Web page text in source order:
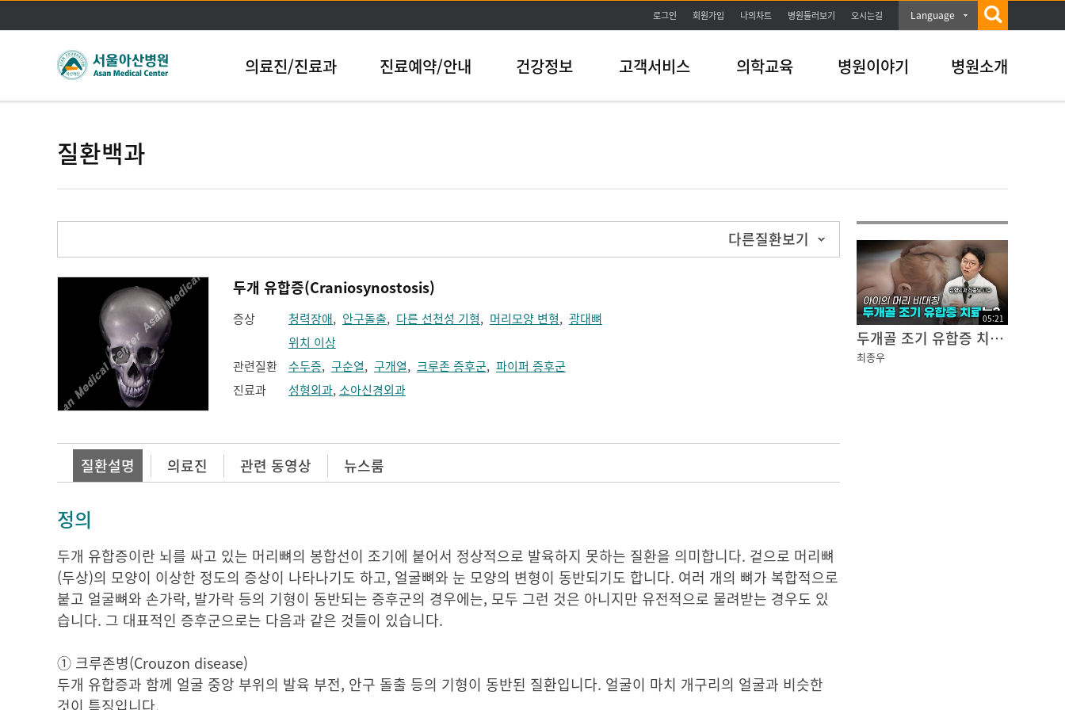
본문바로가기
로그인 회원가입 나의차트 병원둘러보기 오시는길 Language
의료진/진료과 진료예약/안내 건강정보 고객서비스 의학교육 병원이야기 병원소개
질환백과
다른질환보기
두개 유합증(Craniosynostosis)
증상 청력장애, 안구돌출, 다른 선천성 기형, 머리모양 변형, 광대뼈
위치 이상
관련질환
수두증, 구순열, 구개열, 크루존 증후군, 파이퍼 증후군
진료과
성형외과,소아신경외과
질환설명 의료진 관련 동영상 뉴스룸
정의
두개 유합증이란 뇌를 싸고 있는 머리뼈의 봉합선이 조기에 붙어서 정상적으로 발육하지 못하는 질환을 의미합니다. 겉으로 머리뼈
(두상)의 모양이 이상한 정도의 증상이 나타나기도 하고, 얼굴뼈와 눈 모양의 변형이 동반되기도 합니다. 여러 개의 뼈가 복합적으로
붙고 얼굴뼈와 손가락, 발가락 등의 기형이 동반되는 증후군의 경우에는, 모두 그런 것은 아니지만 유전적으로 물려받는 경우도 있
습니다. 그 대표적인 증후군으로는 다음과 같은 것들이 있습니다.
① 크루존병(Crouzon disease)
두개 유합증과 함께 얼굴 중앙 부위의 발육 부전, 안구 돌출 등의 기형이 동반된 질환입니다. 얼굴이 마치 개구리의 얼굴과 비슷한
것이 특징입니다.
05:21
두개골 조기 유합증 치료는?
최종우